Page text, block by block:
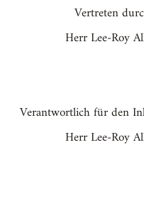
Vertreten
Herr Lee-Roy
Verantwortlich für den
Herr Lee-Roy